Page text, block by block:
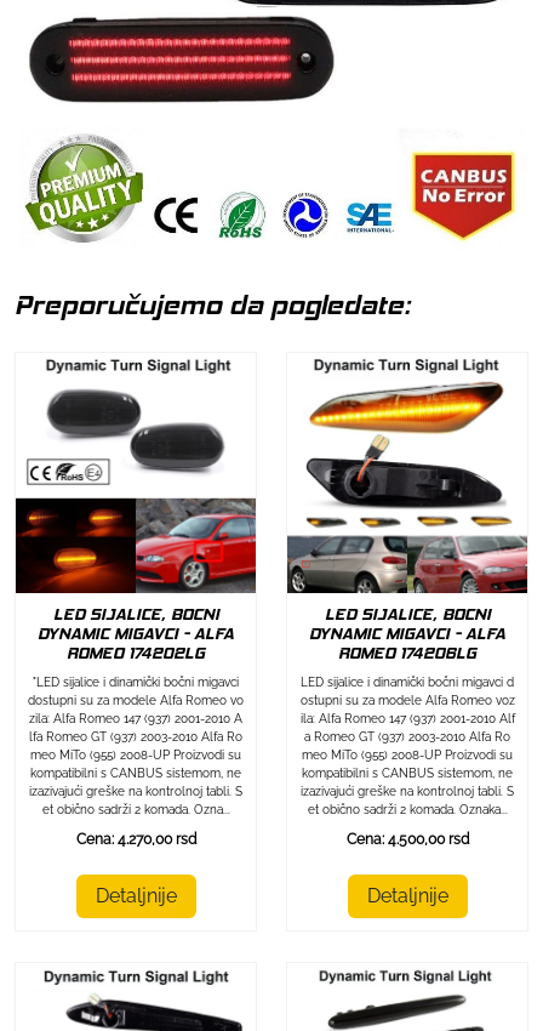
Preporučujemo da pogledate:
LED SIJALICE, BOCNI
DYNAMIC MIGAVCI - ALFA
ROMEO 174202LG
"LED sijalice i dinamički bočni migavci
dostupni su za modele Alfa Romeo vo
zila: Alfa Romeo 147 (937) 2001-2010 A
lfa Romeo GT (937) 2003-2010 Alfa Ro
meo MiTo (955) 2008-UP Proizvodi su
kompatibilni s CANBUS sistemom, ne
izazivajući greške na kontrolnoj tabli. S
et obično sadrži 2 komada. Ozna...
Cena: 4.270,00 rsd
Detaljnije
LED SIJALICE, BOCNI
DYNAMIC MIGAVCI - ALFA
ROMEO 174206LG
LED sijalice i dinamički bočni migavci d
ostupni su za modele Alfa Romeo voz
ila: Alfa Romeo 147 (937) 2001-2010 Alf
a Romeo GT (937) 2003-2010 Alfa Ro
meo MiTo (955) 2008-UP Proizvodi su
kompatibilni s CANBUS sistemom, ne
izazivajući greške na kontrolnoj tabli. S
et obično sadrži 2 komada. Oznaka...
Cena: 4.500,00 rsd
Detaljnije